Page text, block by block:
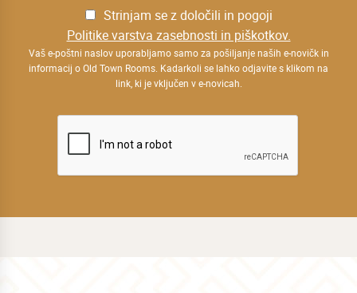
Strinjam se z določili in pogoji
Politike varstva zasebnosti in piškotkov.
Vaš e-poštni naslov uporabljamo samo za pošiljanje naših e-novičk in
informacij o Old Town Rooms. Kadarkoli se lahko odjavite s klikom na
link, ki je vključen v e-novicah.